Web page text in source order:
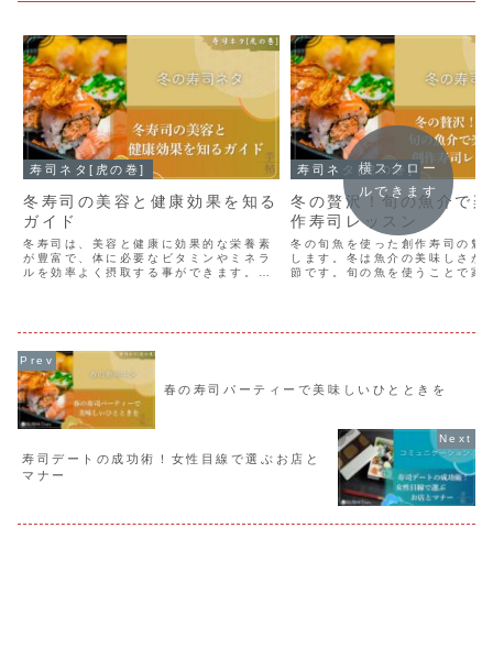
寿司ネタ[虎の巻]
冬寿司の美容と健康効果を知る
ガイド
冬寿司は、美容と健康に効果的な栄養素
が豊富で、体に必要なビタミンやミネラ
ルを効率よく摂取する事ができます。新
寿司ネタ[虎の巻]
冬の贅沢！旬の魚介で
作寿司レッスン
冬の旬魚を使った創作寿司の魅
します。冬は魚介の美味しさが
節です。旬の魚を使うことで家
横スクロー
ルできます
春の寿司パーティーで美味しいひとときを
寿司デートの成功術！女性目線で選ぶお店と
マナー